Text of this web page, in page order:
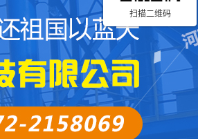
扫描二维码